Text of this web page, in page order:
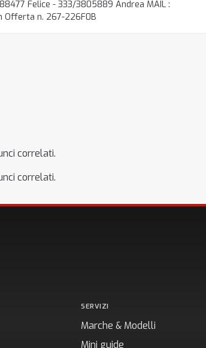
Felice - 333/3805889 Andrea MAIL :
Offerta n. 267-226F0B
correlati.
correlati.
SERVIZI
Marche & Modelli
Mini guide